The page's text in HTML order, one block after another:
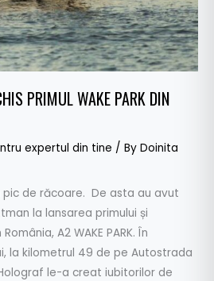
PRIMUL WAKE PARK DIN
expertul din tine / By Doinita
pic de răcoare. De asta au avut
la lansarea primului și
A2 WAKE PARK. În
la kilometrul 49 de pe Autostrada
le-a creat iubitorilor de